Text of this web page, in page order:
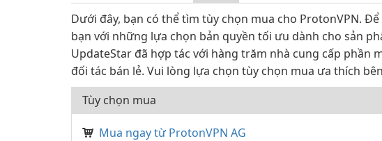
Dưới đây, bạn có thể tìm tùy chọn mua cho ProtonVPN.
bạn với những lựa chọn bản quyền tối ưu dành cho sản
UpdateStar đã hợp tác với hàng trăm nhà cung cấp phần
đối tác bán lẻ. Vui lòng lựa chọn tùy chọn mua ưa thích
Tùy chọn mua
Mua ngay từ ProtonVPN AG